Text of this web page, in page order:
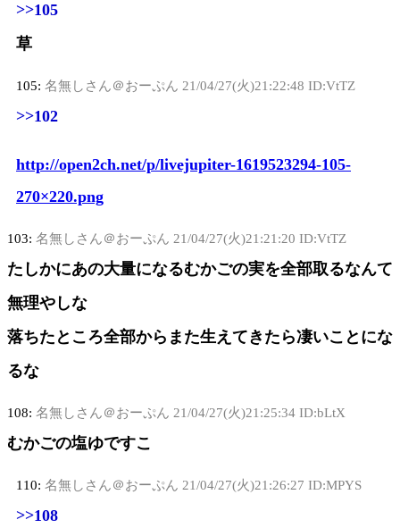
>>105
草
105: 名無しさん＠おーぷん 21/04/27(火)21:22:48 ID:VtTZ
>>102
http://open2ch.net/p/livejupiter-1619523294-105-
270×220.png
103: 名無しさん＠おーぷん 21/04/27(火)21:21:20 ID:VtTZ
たしかにあの大量になるむかごの実を全部取るなんて
無理やしな
落ちたところ全部からまた生えてきたら凄いことにな
るな
108: 名無しさん＠おーぷん 21/04/27(火)21:25:34 ID:bLtX
むかごの塩ゆですこ
110: 名無しさん＠おーぷん 21/04/27(火)21:26:27 ID:MPYS
>>108